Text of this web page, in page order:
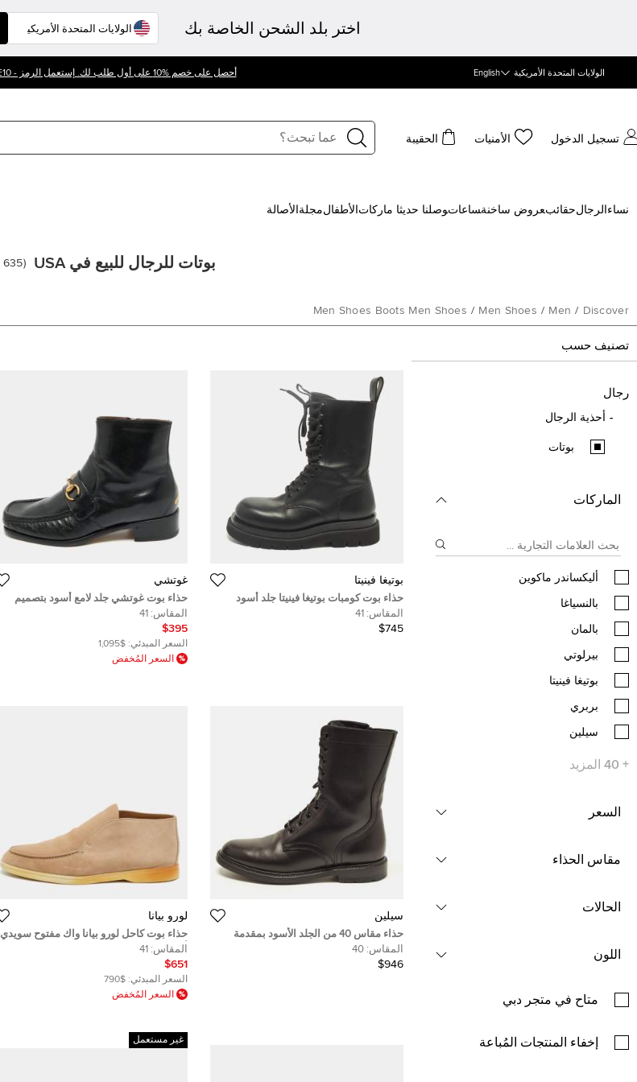
اختر بلد الشحن الخاصة بك
الولايات المتحدة الأمريكية English أحصل على خصم %10 على أول طلب لك. إستعمل الرمز - WELCOME10
تسجيل الدخول الأمنيات الحقيبة
نساء الرجالحقائب‍عروض ساخنة‍ساعات‍وصلنا حديثا ‍ ماركات الأطفالمجلة الأصالة
بوتات للرجال للبيع في USA (
635
Discover
/
Men
/
Men Shoes
/
Men Shoes Boots Men Shoes
تصنيف حسب
رجال
أحذية الرجال
بوتات
الماركات
أليكساندر ماكوين
ب‍‍النسياغا
بالمان
بيرلوتي
بوتيغا فينيتا
بربري
سيلين
+
40 المزيد
السعر
مقاس الحذاء
الحالات
اللون
متاح في متجر دبي
إخفاء المنتجات المُباعة
بوتيغا فينيتا
حذاء بوت كومبات بوتيغا فينيتا جلد أسود
مقاس 40
المقاس: 41
$745
غوتشي
حذاء بوت غوتشي جلد لامع أسود بتصميم
هورسبت بطول منتصف الساق مقاس 36.5
المقاس: 41
$395
السعر المبدئي: $1,095
السعر المُخفض
سيلين
حذاء مقاس 40 من الجلد الأسود بمقدمة
قتال سيلين
المقاس: 40
$946
لورو بيانا
حذاء بوت كاحل لورو بيانا واك مفتوح سويدي
أزرق مقاس 41
المقاس: 41
$651
السعر المبدئي: $790
السعر المُخفض
غير مستعمل